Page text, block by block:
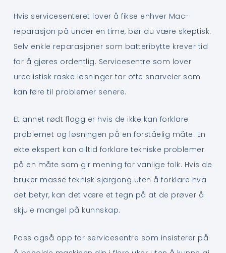
Hvis servicesenteret lover å fikse enhver Mac-
reparasjon på under en time, bør du være skeptisk.
Selv enkle reparasjoner som batteribytte krever tid
for å gjøres ordentlig. Servicesentre som lover
urealistisk raske løsninger tar ofte snarveier som
kan føre til problemer senere.
Et annet rødt flagg er hvis de ikke kan forklare
problemet og løsningen på en forståelig måte. En
ekte ekspert kan alltid forklare tekniske problemer
på en måte som gir mening for vanlige folk. Hvis de
bruker masse teknisk sjargong uten å forklare hva
det betyr, kan det være et tegn på at de prøver å
skjule mangel på kunnskap.
Pass også opp for servicesentre som insisterer på